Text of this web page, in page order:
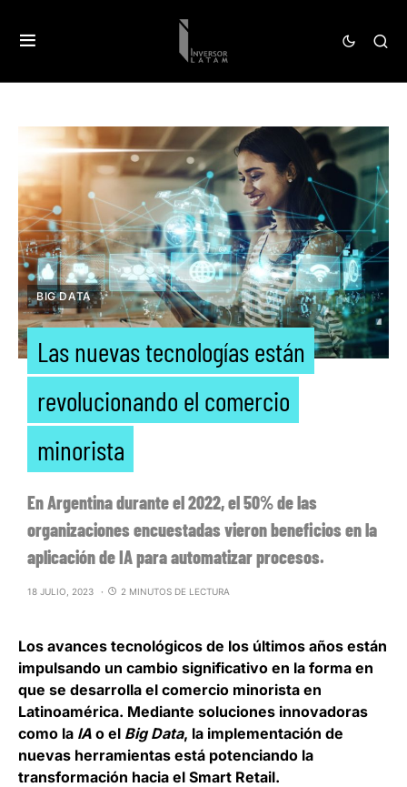
BIG DATA
Las nuevas tecnologías están
revolucionando el comercio
minorista
En Argentina durante el 2022, el 50% de las
organizaciones encuestadas vieron beneficios en la
aplicación de IA para automatizar procesos.
18 JULIO, 2023 2 MINUTOS DE LECTURA
Los avances tecnológicos de los últimos años están
impulsando un cambio significativo en la forma en
que se desarrolla el comercio minorista en
Latinoamérica. Mediante soluciones innovadoras
como la IA o el Big Data, la implementación de
nuevas herramientas está potenciando la
transformación hacia el Smart Retail.